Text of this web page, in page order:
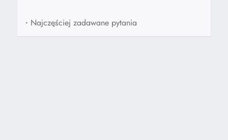
• Najczęściej zadawane pytania